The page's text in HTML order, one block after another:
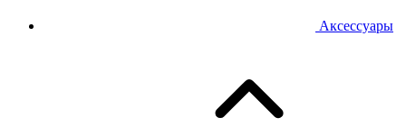
Аксессуары